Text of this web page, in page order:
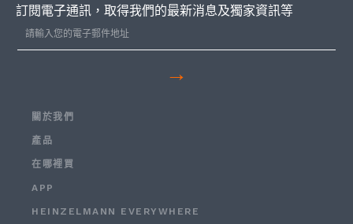
訂閱電子通訊，取得我們的最新消息及獨家資訊等
→
關於我們
產品
在哪裡買
APP
HEINZELMANN EVERYWHERE